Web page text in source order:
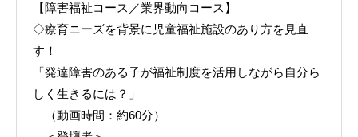
【障害福祉コース／業界動向コース】
◇療育ニーズを背景に児童福祉施設のあり方を見直
す！
「発達障害のある子が福祉制度を活用しながら自分ら
しく生きるには？」
（動画時間：約60分）